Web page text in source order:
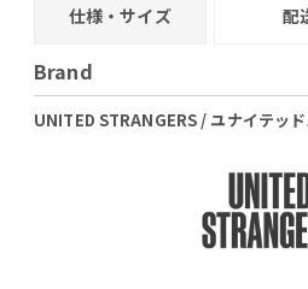
仕様・サイズ 配
Brand
UNITED STRANGERS / ユナイテッ